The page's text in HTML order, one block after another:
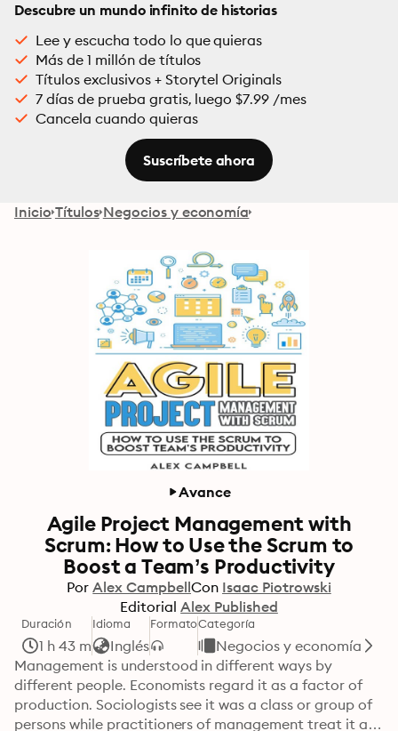
Descubre un mundo infinito de historias
Lee y escucha todo lo que quieras
Más de 1 millón de títulos
Títulos exclusivos + Storytel Originals
7 días de prueba gratis, luego $7.99 /mes
Cancela cuando quieras
Suscríbete ahora
Inicio Títulos Negocios y economía
Avance
Agile Project Management with
Scrum: How to Use the Scrum to
Boost a Team’s Productivity
Por Alex CampbellCon Isaac Piotrowski
Editorial Alex Published
Duración
1 h 43 m
Idioma
Inglés
FormatoCategoría
Negocios y economía
Management is understood in different ways by
different people. Economists regard it as a factor of
production. Sociologists see it was a class or group of
persons while practitioners of management treat it as